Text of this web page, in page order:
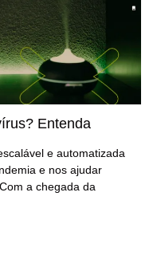
Entenda
e automatizada
e nos ajudar
a chegada da